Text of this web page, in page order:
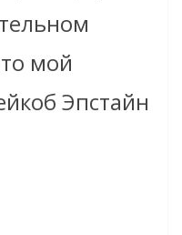
мой
Эпстайн